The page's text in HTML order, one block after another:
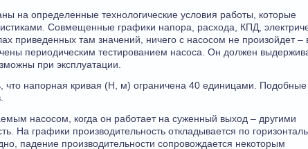
на определенные технологические условия работы, которые
Совмещенные графики напора, расхода, КПД,
приведенных там значений, ничего с насосом не произойдет –
периодическим тестированием насоса. Он должен
при эксплуатации.
напорная кривая (H, м) ограничена 40 единицами. Подобные
насосом, когда он работает на суженный выход – другими
На графики производительность откладывается по
падение производительности сопровождается некоторым